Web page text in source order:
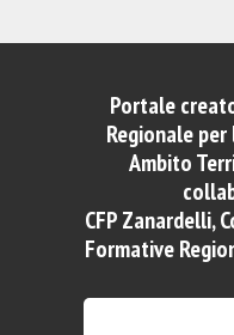
Portale
Regionale
Ambito
CFP Zanardelli,
Formative